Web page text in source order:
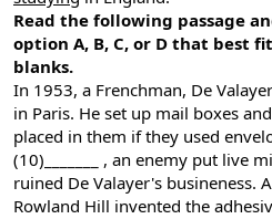
Read the following passage
option A, B, C, or D that best
blanks.
In 1953, a Frenchman, De
in Paris. He set up mail boxes
placed in them if they used
(10)_______ , an enemy put live
ruined De Valayer's busineness.
Rowland Hill invented the